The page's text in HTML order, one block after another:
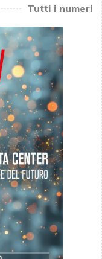
Tutti i numeri